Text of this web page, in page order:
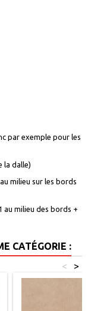
par exemple pour les
la dalle)
milieu sur les bords
au milieu des bords +
CATÉGORIE :
>
<